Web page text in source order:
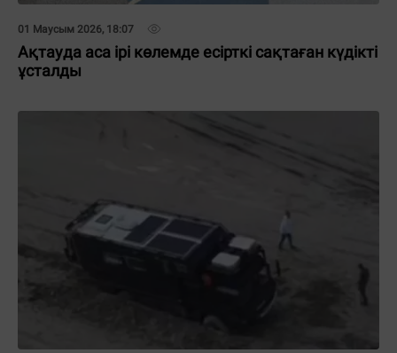
01 Маусым 2026, 18:07
Ақтауда аса ірі көлемде есірткі сақтаған күдікті
ұсталды